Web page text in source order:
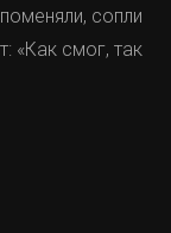
сопли
«Как смог, так